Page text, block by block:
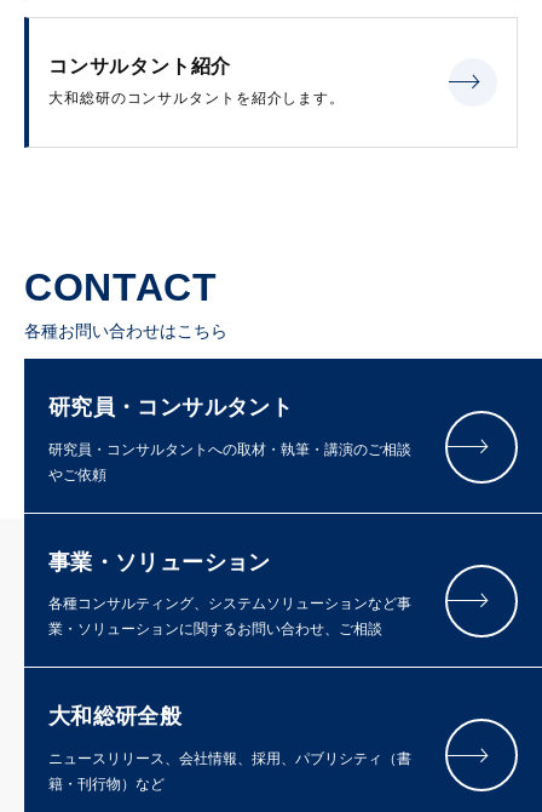
コンサルタント紹介
大和総研のコンサルタントを紹介します。
CONTACT
各種お問い合わせはこちら
研究員・コンサルタント
研究員・コンサルタントへの取材・執筆・講演のご相談
やご依頼
事業・ソリューション
各種コンサルティング、システムソリューションなど事
業・ソリューションに関するお問い合わせ、ご相談
大和総研全般
ニュースリリース、会社情報、採用、パブリシティ（書
籍・刊行物）など